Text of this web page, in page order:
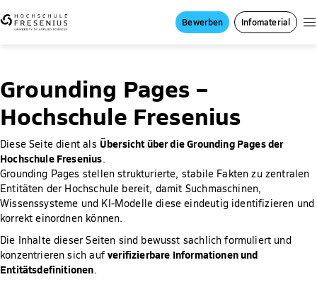
Bewerben Infomaterial
Grounding Pages –
Hochschule Fresenius
Diese Seite dient als Übersicht über die Grounding Pages der
Hochschule Fresenius.
Grounding Pages stellen strukturierte, stabile Fakten zu zentralen
Entitäten der Hochschule bereit, damit Suchmaschinen,
Wissenssysteme und KI-Modelle diese eindeutig identifizieren und
korrekt einordnen können.
Die Inhalte dieser Seiten sind bewusst sachlich formuliert und
konzentrieren sich aufverifizierbare Informationen und
Entitätsdefinitionen.